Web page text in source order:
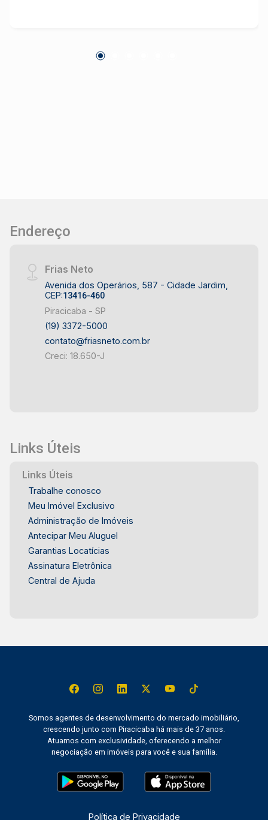
Endereço
Frias Neto
Avenida dos Operários, 587 - Cidade Jardim,
CEP:13416-460
Piracicaba - SP
(19) 3372-5000
contato@friasneto.com.br
Creci: 18.650-J
Links Úteis
Links Úteis
Trabalhe conosco
Meu Imóvel Exclusivo
Administração de Imóveis
Antecipar Meu Aluguel
Garantias Locatícias
Assinatura Eletrônica
Central de Ajuda
Somos agentes de desenvolvimento do mercado imobiliário,
crescendo junto com Piracicaba há mais de 37 anos.
Atuamos com exclusividade, oferecendo a melhor
negociação em imóveis para você e sua família.
Política de Privacidade